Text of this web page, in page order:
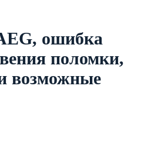
ошибка
поломки,
возможные